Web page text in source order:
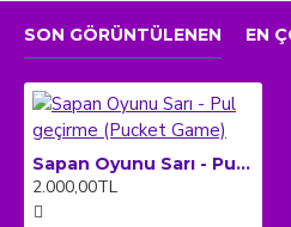
SON GÖRÜNTÜLENEN EN
Sapan Oyunu Sarı - Pul geçirme (Pucket Game)
2.000,00TL